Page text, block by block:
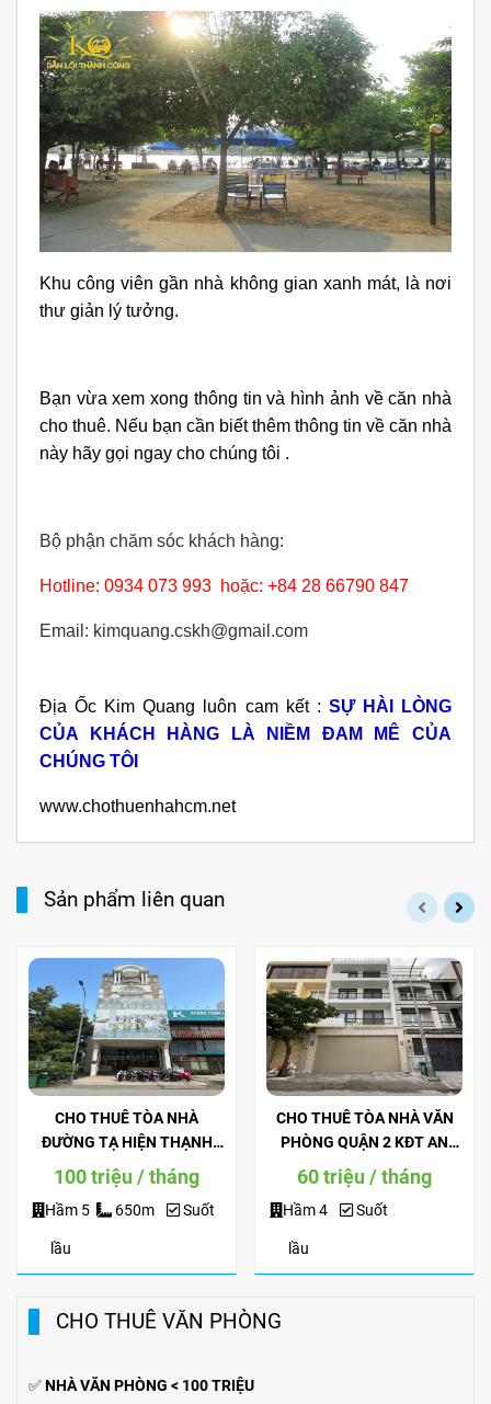
Khu công viên gần nhà không gian xanh mát, là nơi
thư giản lý tưởng.
Bạn vừa xem xong thông tin và hình ảnh về căn nhà
cho thuê. Nếu bạn cần biết thêm thông tin về căn nhà
này hãy gọi ngay cho chúng tôi .
Bộ phận chăm sóc khách hàng:
Hotline: 0934 073 993 hoặc: +84 28 66790 847
Email: kimquang.cskh@gmail.com
Địa Ốc Kim Quang luôn cam kết : SỰ HÀI LÒNG
CỦA KHÁCH HÀNG LÀ NIỀM ĐAM MÊ CỦA
CHÚNG TÔI
www.chothuenhahcm.net
Sản phẩm liên quan
CHO THUÊ TÒA NHÀ
ĐƯỜNG TẠ HIỆN THẠNH
MỸ LỢI - ĐẢO KIM CƯƠNG
QUẬN 2
100 triệu / tháng
Hầm 5
lầu
650m Suốt
CHO THUÊ TÒA NHÀ VĂN
PHÒNG QUẬN 2 KĐT AN
PHÚ AN KHÁNH HẦM 4 LẦU
60 triệu / tháng
Hầm 4
lầu
Suốt
CHO THUÊ VĂN PHÒNG
✅NHÀ VĂN PHÒNG < 100 TRIỆU